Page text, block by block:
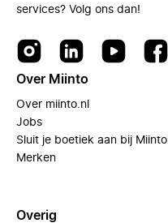
services? Volg ons dan!
Over Miinto
Over miinto.nl
Jobs
Sluit je boetiek aan bij Miinto
Merken
Overig